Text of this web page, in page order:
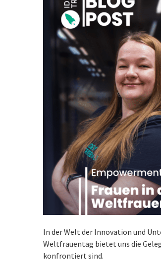
In der Welt der Innovation und
Weltfrauentag bietet uns die
konfrontiert sind.